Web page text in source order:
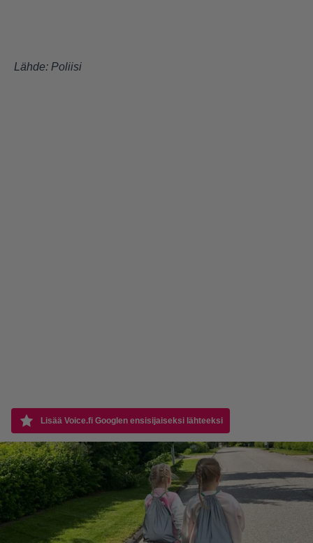
Lähde: Poliisi
Lisää Voice.fi Googlen ensisijaiseksi lähteeksi